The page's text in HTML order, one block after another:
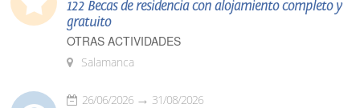
122 Becas de residencia con alojamiento completo y
gratuito
OTRAS ACTIVIDADES
Salamanca
26/06/2026 31/08/2026